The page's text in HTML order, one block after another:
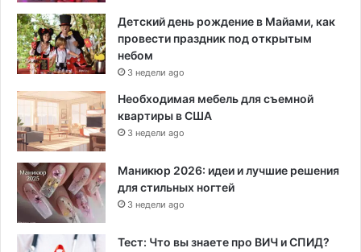
Детский день рождение в Майами, как
провести праздник под открытым
небом
3 недели ago
Необходимая мебель для съемной
квартиры в США
3 недели ago
Маникюр 2026: идеи и лучшие решения
для стильных ногтей
3 недели ago
Тест: Что вы знаете про ВИЧ и СПИД?